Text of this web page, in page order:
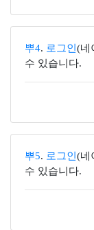
뿌4. 로그인 (네
수 있습니다.
뿌5. 로그인 (네
수 있습니다.